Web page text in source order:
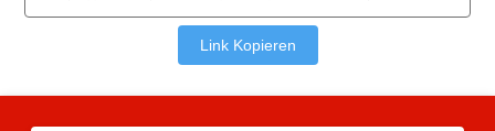
Link Kopieren